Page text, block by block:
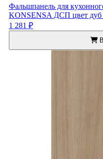
Фальшпанель для
KONSENSA ДСП цвет дуб
1 281 ₽